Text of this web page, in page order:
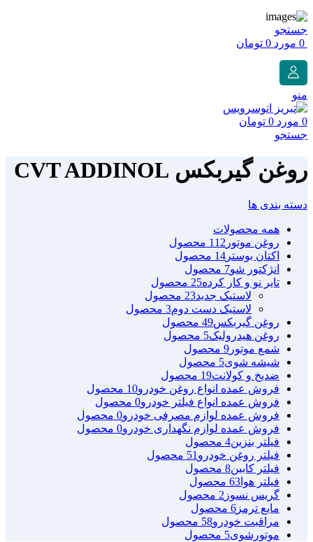
جستجو
0 مورد 0 تومان
منو
0 مورد 0 تومان
جستجو
روغن گیربکس CVT ADDINOL
دسته بندی ها
همه محصولات
روغن موتور 112 محصول
اکتان بوستر 14 محصول
انژکتور شو7 محصول
تایر نو و کار کرده25 محصول
لاستیک جدید23 محصول
لاستیک دست دوم3 محصول
روغن گیربکس49 محصول
روغن هیدرولیک5 محصول
شمع موتور 9 محصول
شیشه شوی5 محصول
ضدیخ و کولانت19 محصول
فروش عمده انواع روغن خودرو10 محصول
فروش عمده انواع فیلتر خودرو0 محصول
فروش عمده لوازم مصرفی خودرو0 محصول
فروش عمده لوازم نگهداری خودرو0 محصول
فیلتر بنزین4 محصول
فیلتر روغن خودرو 51 محصول
فیلتر کابین8 محصول
فیلتر هوا 63 محصول
گریس نسوز 2 محصول
مایع ترمز 6 محصول
مراقبت خودرو58 محصول
موتورشوی5 محصول